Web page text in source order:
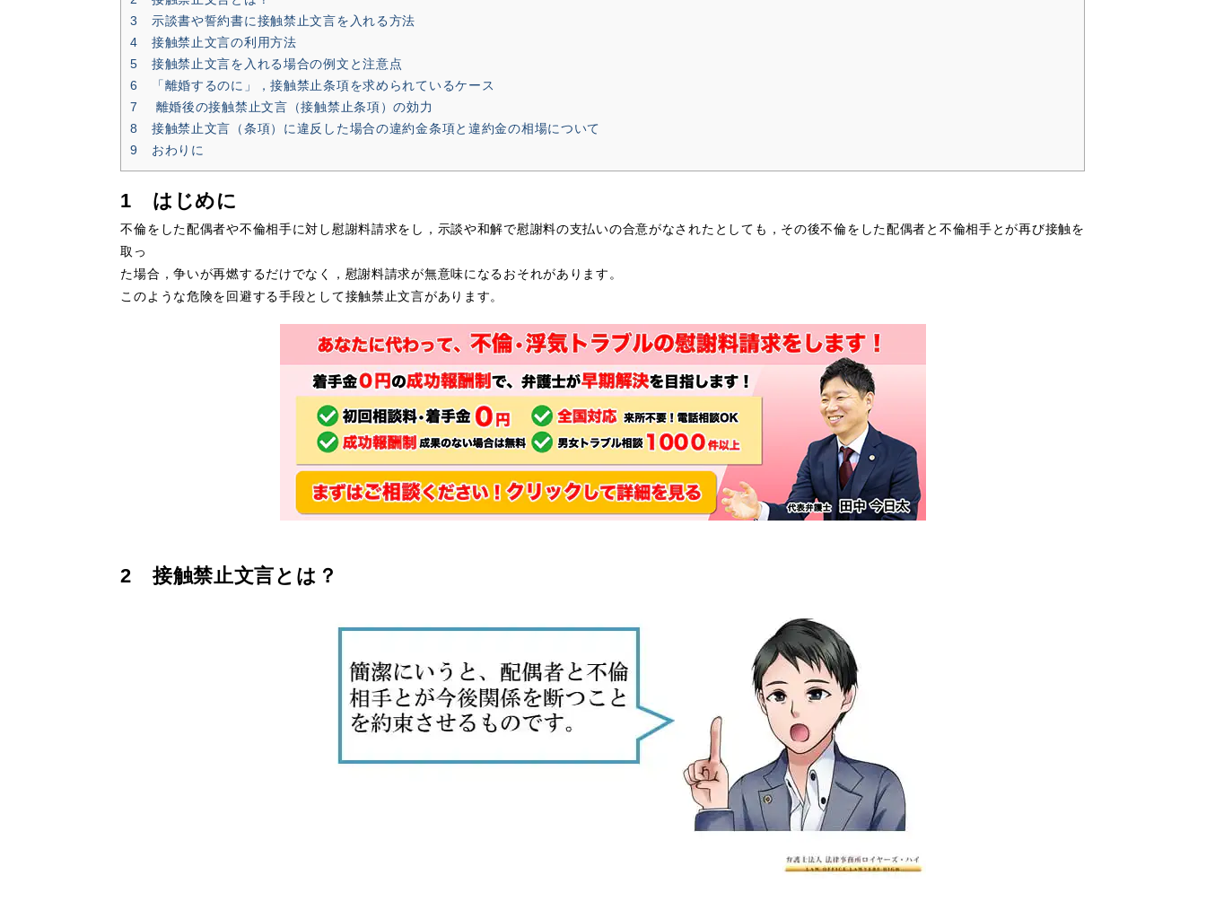
3 示談書や誓約書に接触禁止文言を入れる方法
4 接触禁止文言の利用方法
5 接触禁止文言を入れる場合の例文と注意点
6 「離婚するのに」，接触禁止条項を求められているケース
7 離婚後の接触禁止文言（接触禁止条項）の効力
8 接触禁止文言（条項）に違反した場合の違約金条項と違約金の相場について
9 おわりに
1 はじめに
不倫をした配偶者や不倫相手に対し慰謝料請求をし，示談や和解で慰謝料の支払いの合意がなされたとしても，その後不倫をした配偶者と不倫相手とが再び接触を
取っ
た場合，争いが再燃するだけでなく，慰謝料請求が無意味になるおそれがあります。
このような危険を回避する手段として接触禁止文言があります。
2 接触禁止文言とは？